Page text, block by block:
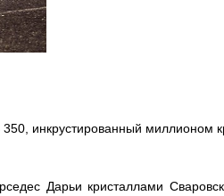
инкрустированный миллионом
Дарьи кристаллами